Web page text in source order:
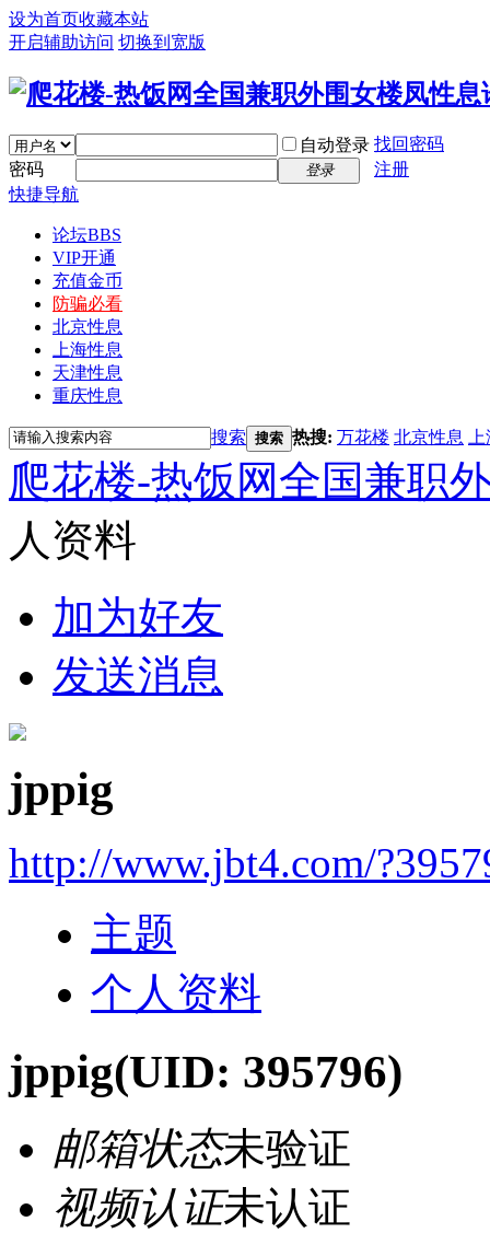
设为首页收藏本站
开启辅助访问 切换到宽版
自动登录 找回密码
密码
登录
注册
快捷导航
论坛BBS
VIP开通
充值金币
防骗必看
北京性息
上海性息
天津性息
重庆性息
搜索 搜索 热搜: 万花楼 北京性息
爬花楼-热饭网全国兼职
人资料
加为好友
发送消息
jppig
http://www.jbt4.com/
主题
个人资料
jppig(UID: 395796)
邮箱状态未验证
视频认证未认证